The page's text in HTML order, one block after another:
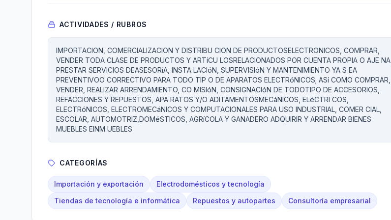
ACTIVIDADES / RUBROS
IMPORTACION, COMERCIALIZACION Y DISTRIBU CION DE PRODUCTOSELECTRONICOS, COMPRAR,
VENDER TODA CLASE DE PRODUCTOS Y ARTíCU LOSRELACIONADOS POR CUENTA PROPIA O AJE NA,
PRESTAR SERVICIOS DEASESORíA, INSTA LACIóN, SUPERVISIóN Y MANTENIMIENTO YA S EA
PREVENTIVOO CORRECTIVO PARA TODO TIP O DE APARATOS ELECTRóNICOS; ASí COMO COMPRAR,
VENDER, REALIZAR ARRENDAMIENTO, CO MISIóN, CONSIGNACIóN DE TODOTIPO DE ACCESORIOS,
REFACCIONES Y REPUESTOS, APA RATOS Y/O ADITAMENTOSMECáNICOS, ELéCTRI COS,
ELECTRóNICOS, ELECTROMECáNICOS Y COMPUTACIONALES PARA USO INDUSTRIAL, COMER CIAL,
ESCOLAR, AUTOMOTRIZ,DOMéSTICOS, AGRíCOLA Y GANADERO ADQUIRIR Y ARRENDAR BIENES
MUEBLES EINM UEBLES
CATEGORÍAS
Importación y exportación
Electrodomésticos y tecnología
Tiendas de tecnología e informática
Repuestos y autopartes Consultoría empresarial